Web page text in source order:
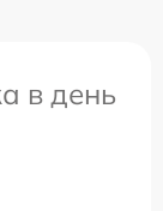
в день